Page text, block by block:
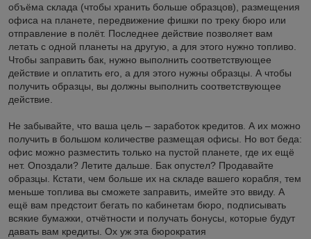
объёма склада (чтобы хранить больше образцов), размещения
офиса на планете, передвижение фишки по треку бюро или
отправление в полёт. Последнее действие позволяет вам
летать с одной планеты на другую, а для этого нужно топливо.
Чтобы заправить бак, нужно выполнить соответствующее
действие и оплатить его, а для этого нужны образцы. А чтобы
получить образцы, вы должны выполнить соответствующее
действие.
Не забывайте, что ваша цель – заработок кредитов. А их можно
получить в большом количестве размещая офисы. Но вот беда:
офис можно разместить только на пустой планете, где их ещё
нет. Опоздали? Летите дальше. Бак опустел? Продавайте
образцы. Кстати, чем больше их на складе вашего корабля, тем
меньше топлива вы сможете заправить, имейте это ввиду. А
ещё вам предстоит бегать по кабинетам бюро, подписывать
всякие бумажки, отчётности и получать бонусы, которые будут
давать вам кредиты. Ох уж эта бюрократия